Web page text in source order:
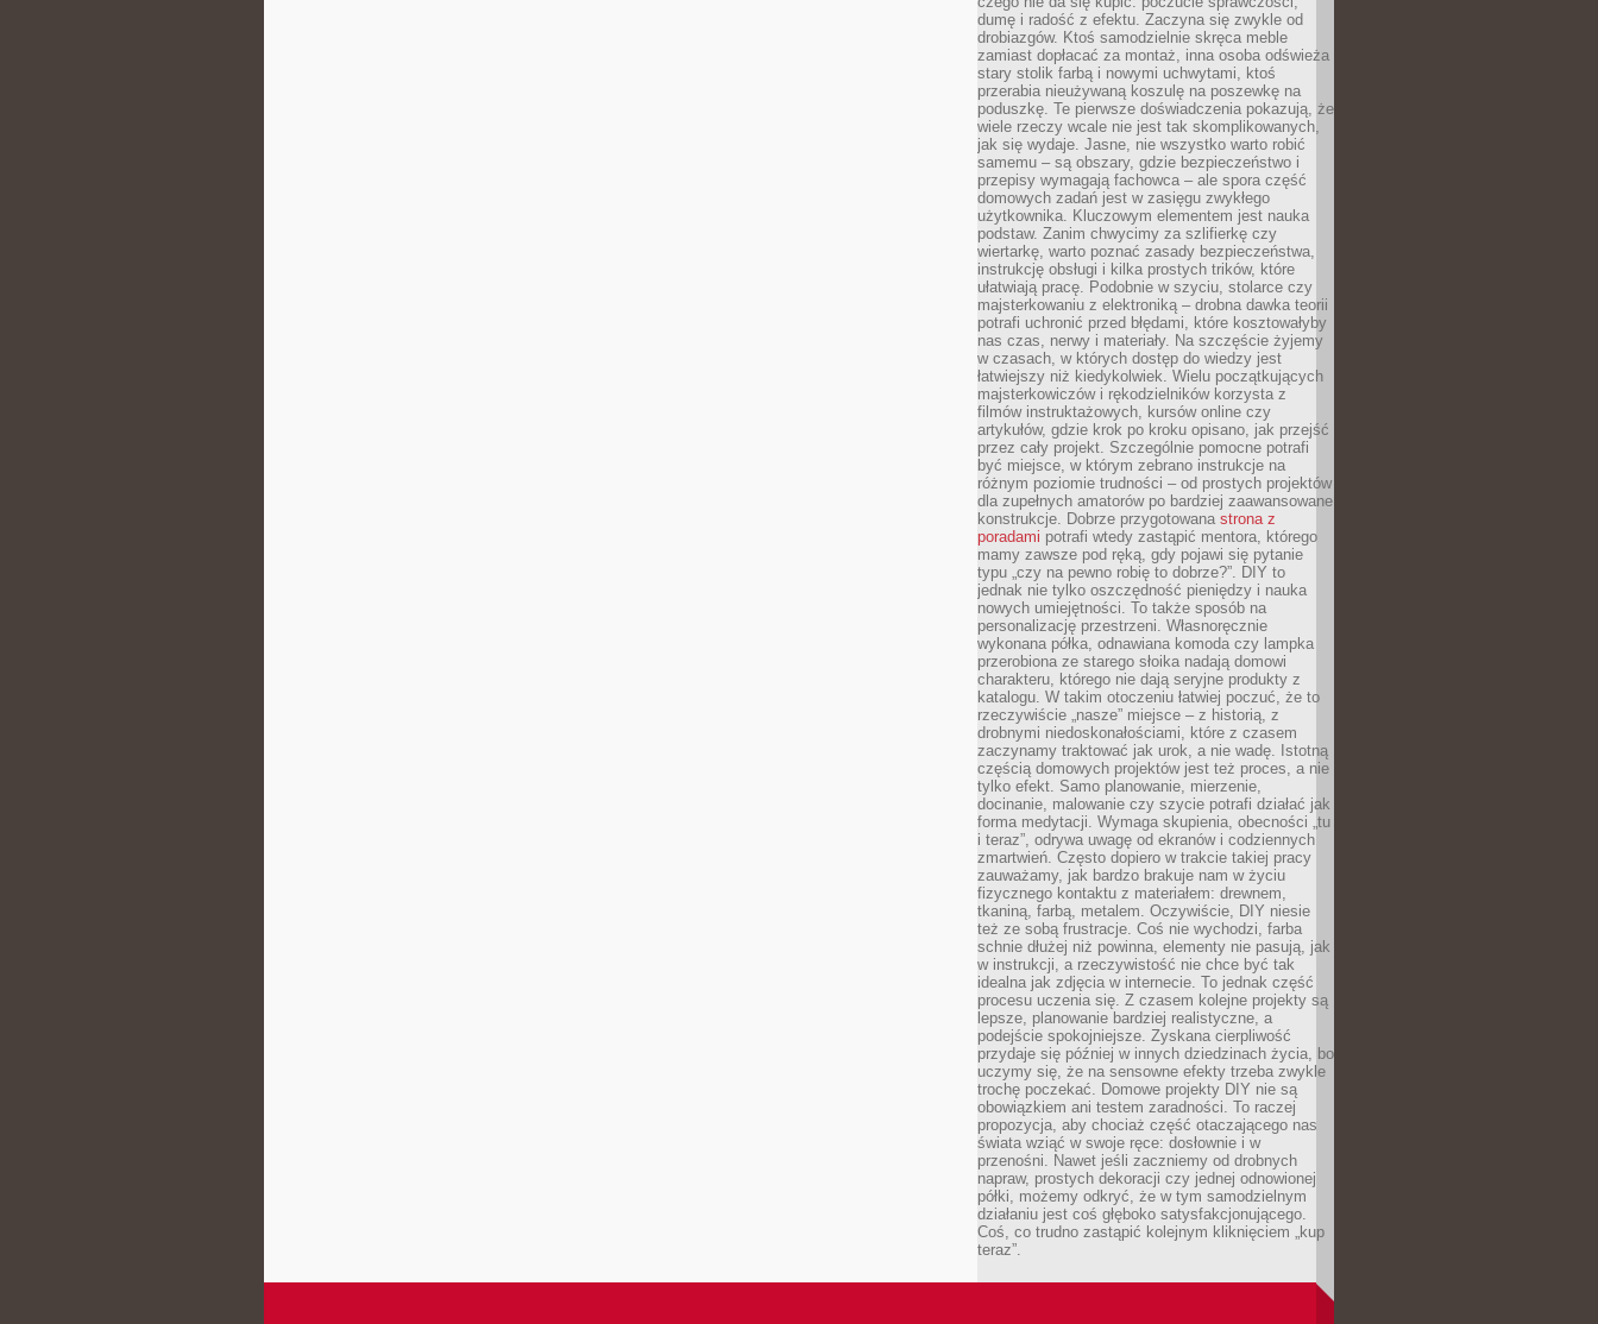
dumę i radość z efektu. Zaczyna się zwykle od
drobiazgów. Ktoś samodzielnie skręca meble
zamiast dopłacać za montaż, inna osoba odświeża
stary stolik farbą i nowymi uchwytami, ktoś
przerabia nieużywaną koszulę na poszewkę na
poduszkę. Te pierwsze doświadczenia pokazują, że
wiele rzeczy wcale nie jest tak skomplikowanych,
jak się wydaje. Jasne, nie wszystko warto robić
samemu – są obszary, gdzie bezpieczeństwo i
przepisy wymagają fachowca – ale spora część
domowych zadań jest w zasięgu zwykłego
użytkownika. Kluczowym elementem jest nauka
podstaw. Zanim chwycimy za szlifierkę czy
wiertarkę, warto poznać zasady bezpieczeństwa,
instrukcję obsługi i kilka prostych trików, które
ułatwiają pracę. Podobnie w szyciu, stolarce czy
majsterkowaniu z elektroniką – drobna dawka teorii
potrafi uchronić przed błędami, które kosztowałyby
nas czas, nerwy i materiały. Na szczęście żyjemy
w czasach, w których dostęp do wiedzy jest
łatwiejszy niż kiedykolwiek. Wielu początkujących
majsterkowiczów i rękodzielników korzysta z
filmów instruktażowych, kursów online czy
artykułów, gdzie krok po kroku opisano, jak przejść
przez cały projekt. Szczególnie pomocne potrafi
być miejsce, w którym zebrano instrukcje na
różnym poziomie trudności – od prostych projektów
dla zupełnych amatorów po bardziej zaawansowane
konstrukcje. Dobrze przygotowana strona z
poradami potrafi wtedy zastąpić mentora, którego
mamy zawsze pod ręką, gdy pojawi się pytanie
typu „czy na pewno robię to dobrze?”. DIY to
jednak nie tylko oszczędność pieniędzy i nauka
nowych umiejętności. To także sposób na
personalizację przestrzeni. Własnoręcznie
wykonana półka, odnawiana komoda czy lampka
przerobiona ze starego słoika nadają domowi
charakteru, którego nie dają seryjne produkty z
katalogu. W takim otoczeniu łatwiej poczuć, że to
rzeczywiście „nasze” miejsce – z historią, z
drobnymi niedoskonałościami, które z czasem
zaczynamy traktować jak urok, a nie wadę. Istotną
częścią domowych projektów jest też proces, a nie
tylko efekt. Samo planowanie, mierzenie,
docinanie, malowanie czy szycie potrafi działać jak
forma medytacji. Wymaga skupienia, obecności „tu
i teraz”, odrywa uwagę od ekranów i codziennych
zmartwień. Często dopiero w trakcie takiej pracy
zauważamy, jak bardzo brakuje nam w życiu
fizycznego kontaktu z materiałem: drewnem,
tkaniną, farbą, metalem. Oczywiście, DIY niesie
też ze sobą frustracje. Coś nie wychodzi, farba
schnie dłużej niż powinna, elementy nie pasują, jak
w instrukcji, a rzeczywistość nie chce być tak
idealna jak zdjęcia w internecie. To jednak część
procesu uczenia się. Z czasem kolejne projekty są
lepsze, planowanie bardziej realistyczne, a
podejście spokojniejsze. Zyskana cierpliwość
przydaje się później w innych dziedzinach życia, bo
uczymy się, że na sensowne efekty trzeba zwykle
trochę poczekać. Domowe projekty DIY nie są
obowiązkiem ani testem zaradności. To raczej
propozycja, aby chociaż część otaczającego nas
świata wziąć w swoje ręce: dosłownie i w
przenośni. Nawet jeśli zaczniemy od drobnych
napraw, prostych dekoracji czy jednej odnowionej
półki, możemy odkryć, że w tym samodzielnym
działaniu jest coś głęboko satysfakcjonującego.
Coś, co trudno zastąpić kolejnym kliknięciem „kup
teraz”.